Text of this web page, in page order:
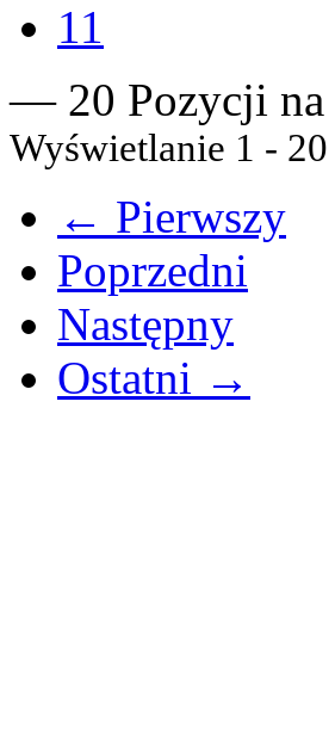
11
— 20 Pozycji na
Wyświetlanie 1 -
← Pierwszy
Poprzedni
Następny
Ostatni →